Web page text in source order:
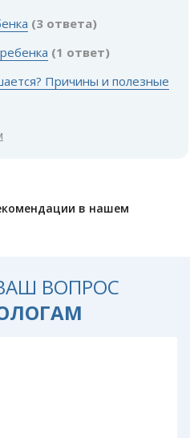
(3 ответа)
(1 ответ)
Причины и полезные
в нашем
ВОПРОС